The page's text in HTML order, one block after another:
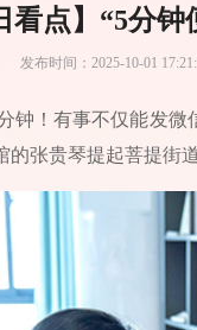
看点】“5分
发布时间： 2025-10-01
钟！有事不仅能发
的张贵琴提起菩提街